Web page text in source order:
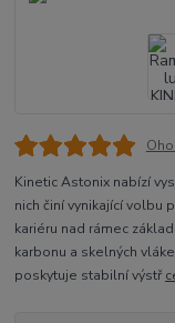
Kinetic Astonix nabízí
nich činí vynikající volbu
kariéru nad rámec
karbonu a skelných
poskytuje stabilní výstř